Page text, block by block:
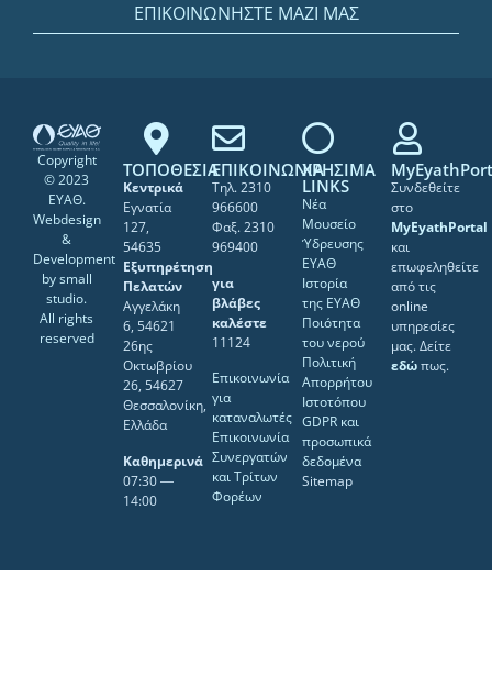
ΕΠΙΚΟΙΝΩΝΗΣΤΕ ΜΑΖΙ ΜΑΣ
Copyright
© 2023
ΕΥΑΘ.
Webdesign
&
Development
bysmall
studio.
All rights
reserved
ΤΟΠΟΘΕΣΙΑ
Κεντρικά
Εγνατία
127,
54635
Εξυπηρέτηση
Πελατών
Αγγελάκη
6, 54621
26ης
Οκτωβρίου
26, 54627
Θεσσαλονίκη,
Ελλάδα
Καθημερινά
07:30 ―
14:00
ΕΠΙΚΟΙΝΩΝΙΑ
Τηλ. 2310
966600
Φαξ. 2310
969400
για
βλάβες
καλέστε
11124
Επικοινωνία
για
καταναλωτές
Επικοινωνία
Συνεργατών
και Τρίτων
Φορέων
ΧΡΗΣΙΜΑ
LINKS
Νέα
Μουσείο
Ύδρευσης
ΕΥΑΘ
Ιστορία
της ΕΥΑΘ
Ποιότητα
του νερού
Πολιτική
Απορρήτου
Ιστοτόπου
GDPR και
προσωπικά
δεδομένα
Sitemap
Συνδεθείτε
στο
MyEyathPortal
και
επωφεληθείτε
από τις
online
υπηρεσίες
μας. Δείτε
εδώπως.